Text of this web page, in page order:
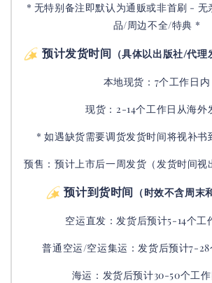
* 无特别备注即默认为通贩或非首刷 -
品/周边不全/特典 *
预计发货时间 （具体以出版社/代理
本地现货：7个工作日内
现货：2-14个工作日从海外
* 如遇缺货需要调货发货时间将视补书
预售：预计上市后一周发货（发货时间视
预计到货时间 （时效不含周末
空运直发：发货后预计5-14个工
普通空运/空运集运：发货后预计7-
海运：发货后预计30-50个工